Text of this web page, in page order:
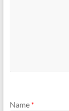
Name *